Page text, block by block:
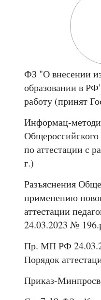
ФЗ "О внесении
образовании в
работу (принят
Информац-
по аттестации с
г.)
Разъяснения
применению
аттестации
24.03.2023 №
Пр. МП РФ
Порядок
Приказ-